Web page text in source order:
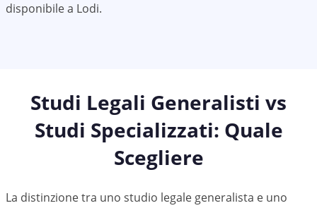
disponibile a Lodi.
Studi Legali Generalisti vs
Studi Specializzati: Quale
Scegliere
La distinzione tra uno studio legale generalista e uno